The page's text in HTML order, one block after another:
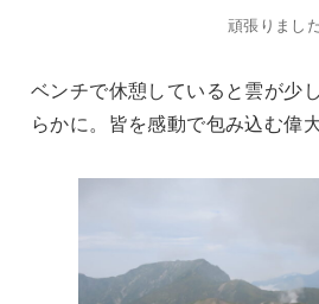
頑張りまし
ベンチで休憩していると雲が少
らかに。皆を感動で包み込む偉